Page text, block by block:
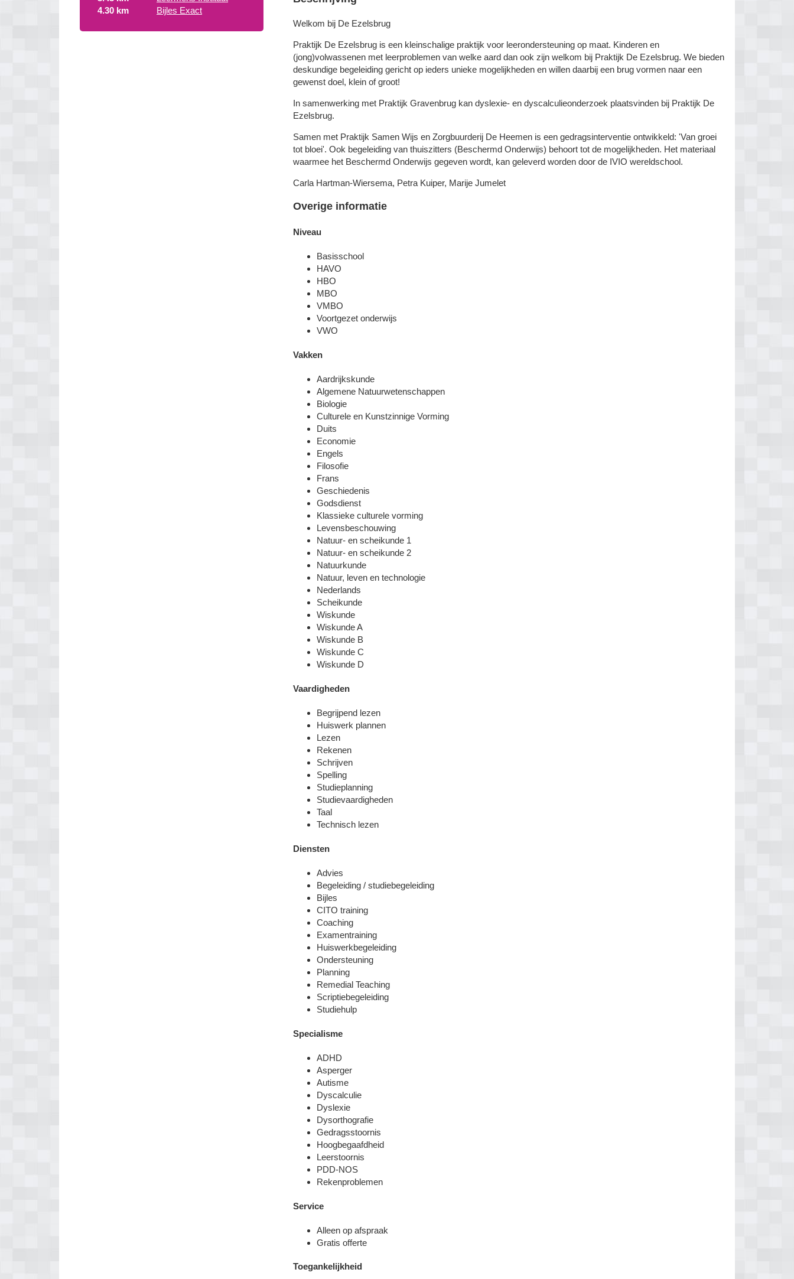
4.30 km
Bijles Exact
Welkom bij De Ezelsbrug
Praktijk De Ezelsbrug is een kleinschalige praktijk voor leerondersteuning op maat. Kinderen en
(jong)volwassenen met leerproblemen van welke aard dan ook zijn welkom bij Praktijk De Ezelsbrug. We bieden
deskundige begeleiding gericht op ieders unieke mogelijkheden en willen daarbij een brug vormen naar een
gewenst doel, klein of groot!
In samenwerking met Praktijk Gravenbrug kan dyslexie- en dyscalculieonderzoek plaatsvinden bij Praktijk De
Ezelsbrug.
Samen met Praktijk Samen Wijs en Zorgbuurderij De Heemen is een gedragsinterventie ontwikkeld: 'Van groei
tot bloei'. Ook begeleiding van thuiszitters (Beschermd Onderwijs) behoort tot de mogelijkheden. Het materiaal
waarmee het Beschermd Onderwijs gegeven wordt, kan geleverd worden door de IVIO wereldschool.
Carla Hartman-Wiersema, Petra Kuiper, Marije Jumelet
Overige informatie
Niveau
Basisschool
HAVO
HBO
MBO
VMBO
Voortgezet onderwijs
VWO
Vakken
Aardrijkskunde
Algemene Natuurwetenschappen
Biologie
Culturele en Kunstzinnige Vorming
Duits
Economie
Engels
Filosofie
Frans
Geschiedenis
Godsdienst
Klassieke culturele vorming
Levensbeschouwing
Natuur- en scheikunde 1
Natuur- en scheikunde 2
Natuurkunde
Natuur, leven en technologie
Nederlands
Scheikunde
Wiskunde
Wiskunde A
Wiskunde B
Wiskunde C
Wiskunde D
Vaardigheden
Begrijpend lezen
Huiswerk plannen
Lezen
Rekenen
Schrijven
Spelling
Studieplanning
Studievaardigheden
Taal
Technisch lezen
Diensten
Advies
Begeleiding / studiebegeleiding
Bijles
CITO training
Coaching
Examentraining
Huiswerkbegeleiding
Ondersteuning
Planning
Remedial Teaching
Scriptiebegeleiding
Studiehulp
Specialisme
ADHD
Asperger
Autisme
Dyscalculie
Dyslexie
Dysorthografie
Gedragsstoornis
Hoogbegaafdheid
Leerstoornis
PDD-NOS
Rekenproblemen
Service
Alleen op afspraak
Gratis offerte
Toegankelijkheid